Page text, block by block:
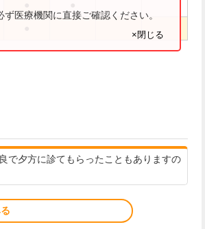
医療機関に直接ご確認ください。
×閉じる
で夕方に診てもらったこともありますの